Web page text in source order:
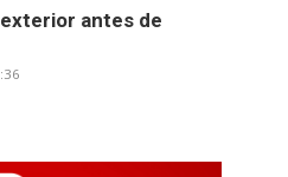
antes de